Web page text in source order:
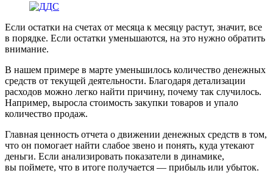
Если остатки на счетах от месяца к месяцу растут, значит, все
в порядке. Если остатки уменьшаются, на это нужно обратить
внимание.
В нашем примере в марте уменьшилось количество денежных
средств от текущей деятельности. Благодаря детализации
расходов можно легко найти причину, почему так случилось.
Например, выросла стоимость закупки товаров и упало
количество продаж.
Главная ценность отчета о движении денежных средств в том,
что он помогает найти слабое звено и понять, куда утекают
деньги. Если анализировать показатели в динамике,
вы поймете, что в итоге получается — прибыль или убыток.